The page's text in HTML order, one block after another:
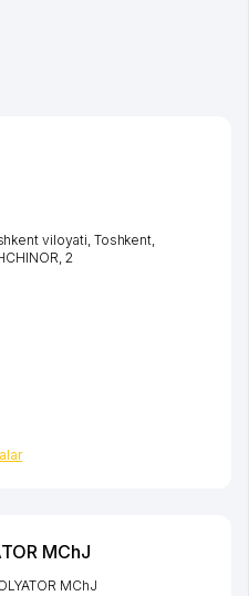
viloyati, Toshkent,
, 2
MChJ
MChJ